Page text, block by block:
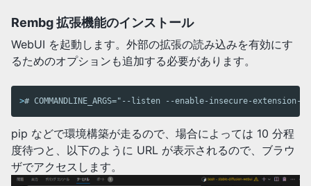
Rembg 拡張機能のインストール
WebUI を起動します。外部の拡張の読み込みを有効にす
るためのオプションも追加する必要があります。
># COMMANDLINE_ARGS="--listen --enable-insecure-extension-
pip などで環境構築が走るので、場合によっては 10 分程
度待つと、以下のように URL が表示されるので、ブラウ
ザでアクセスします。